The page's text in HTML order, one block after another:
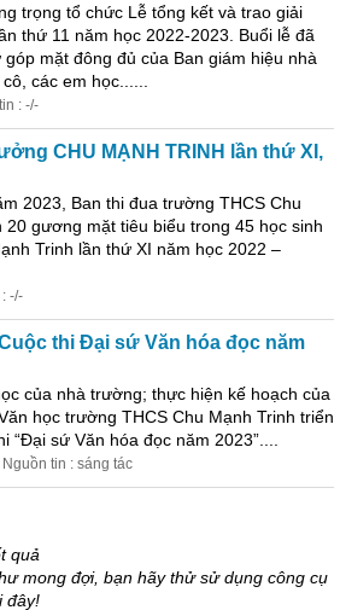
trọng tổ chức Lễ tổng kết và trao giải
thứ 11 năm học 2022-2023. Buổi lễ đã
mặt đông đủ của Ban giám hiệu nhà
các em học......
: -/-
CHU MẠNH TRINH lần thứ XI,
2023, Ban thi đua trường THCS Chu
20 gương mặt tiêu biểu trong 45 học sinh
Trinh lần thứ XI năm học 2022 –
-/-
thi Đại sứ Văn hóa đọc năm
của nhà trường; thực hiện kế hoạch của
học trường THCS Chu Mạnh Trinh triển
“Đại sứ Văn hóa đọc năm 2023”....
tin : sáng tác
quả
mong đợi, bạn hãy thử sử dụng công cụ
đây!